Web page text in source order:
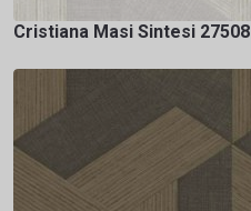
Cristiana Masi Sintesi 27508